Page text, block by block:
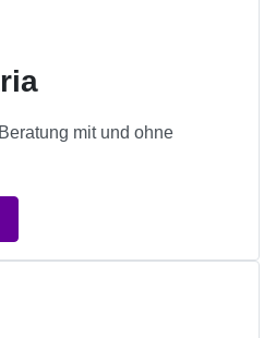
mit und ohne